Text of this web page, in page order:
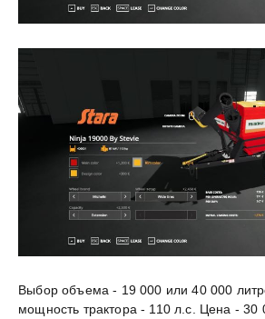
Выбор объема - 19 000 или 40 000
мощность трактора - 110 л.с. Цена - 30